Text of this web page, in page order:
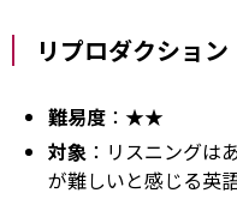
リプロダクション
難易度 ：★★
対象 ：リスニングは
が難しいと感じる英